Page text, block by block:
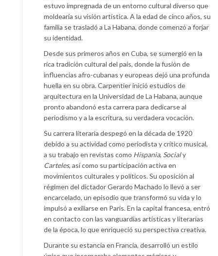
estuvo impregnada de un entorno cultural diverso que
moldearía su visión artística. A la edad de cinco años, su
familia se trasladó a La Habana, donde comenzó a forjar
su identidad.
Desde sus primeros años en Cuba, se sumergió en la
rica tradición cultural del país, donde la fusión de
influencias afro-cubanas y europeas dejó una profunda
huella en su obra. Carpentier inició estudios de
arquitectura en la Universidad de La Habana, aunque
pronto abandonó esta carrera para dedicarse al
periodismo y a la escritura, su verdadera vocación.
Su carrera literaria despegó en la década de 1920
debido a su actividad como periodista y crítico musical,
a su trabajo en revistas como Hispania, Socialy
Carteles, así como su participación activa en
movimientos culturales y políticos. Su oposición al
régimen del dictador Gerardo Machado lo llevó a ser
encarcelado, un episodio que transformó su vida y lo
impulsó a exiliarse en París. En la capital francesa, entró
en contacto con las vanguardias artísticas y literarias
de la época, lo que enriqueció su perspectiva creativa.
Durante su estancia en Francia, desarrolló un estilo